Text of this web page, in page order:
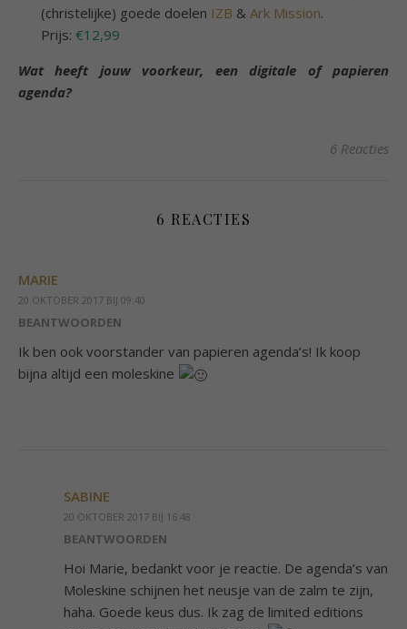
(christelijke) goede doelen IZB & Ark Mission.
Prijs: €12,99
Wat heeft jouw voorkeur, een digitale of papieren
agenda?
6 Reacties
6 REACTIES
MARIE
20 OKTOBER 2017 BIJ 09:40
BEANTWOORDEN
Ik ben ook voorstander van papieren agenda’s! Ik koop
bijna altijd een moleskine
SABINE
20 OKTOBER 2017 BIJ 16:48
BEANTWOORDEN
Hoi Marie, bedankt voor je reactie. De agenda’s van
Moleskine schijnen het neusje van de zalm te zijn,
haha. Goede keus dus. Ik zag de limited editions